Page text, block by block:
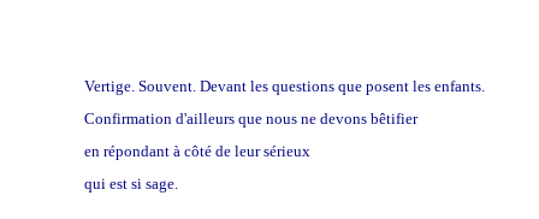
Vertige. Souvent. Devant les questions que posent les enfants.
Confirmation d'ailleurs que nous ne devons bêtifier
en répondant à côté de leur sérieux
qui est si sage.